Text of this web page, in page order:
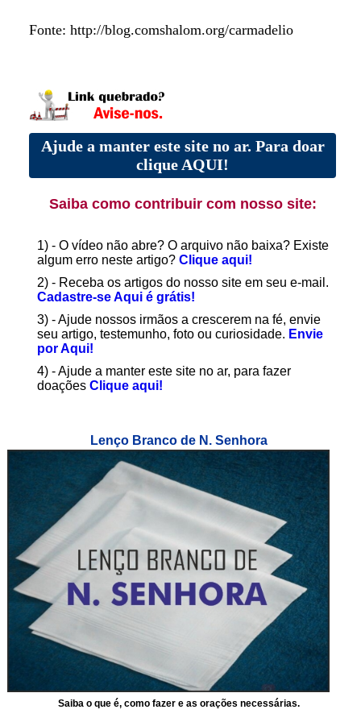
Fonte: http://blog.comshalom.org/carmadelio
Ajude a manter este site no ar. Para doar
clique AQUI!
Saiba como contribuir com nosso site:
1) - O vídeo não abre? O arquivo não baixa? Existe
algum erro neste artigo? Clique aqui!
2) - Receba os artigos do nosso site em seu e-mail.
Cadastre-se Aqui é grátis!
3) - Ajude nossos irmãos a crescerem na fé, envie
seu artigo, testemunho, foto ou curiosidade. Envie
por Aqui!
4) - Ajude a manter este site no ar, para fazer
doações Clique aqui!
Lenço Branco de N. Senhora
Saiba o que é, como fazer e as orações necessárias.